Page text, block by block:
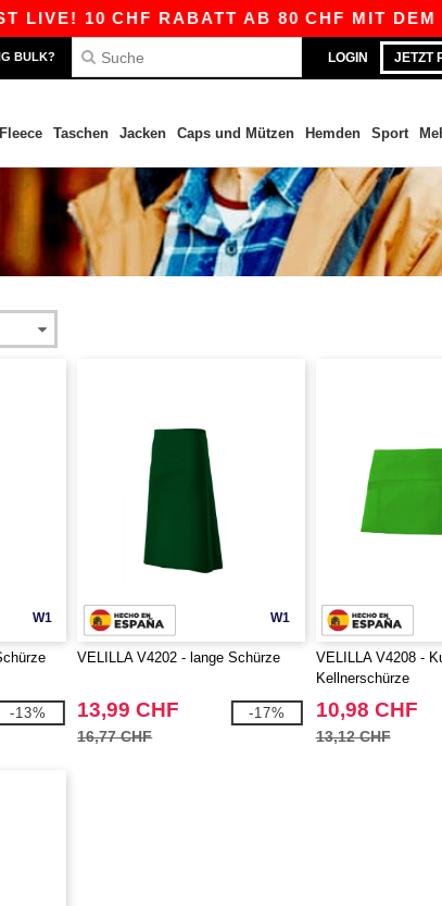
10 CHF RABATT AB 80 CHF MIT DEM
LOGIN JETZT
BULK?
Taschen Jacken Caps und Mützen Hemden Sport
W1
-13%
W1
VELILLA V4202 - lange Schürze
13,99 CHF
16,77 CHF
-17%
VELILLA V4208 -
Kellnerschürze
10,98 CHF
13,12 CHF